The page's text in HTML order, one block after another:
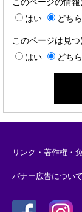
このページの情
はい
どち
このページは見
はい
どち
リンク・著作権・
バナー広告について